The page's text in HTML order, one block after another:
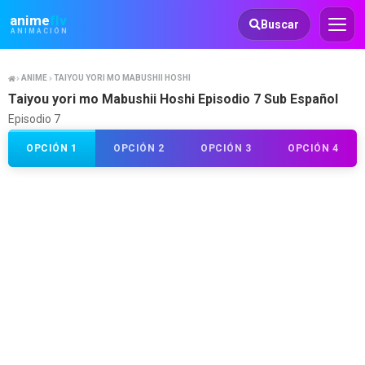
animeflv
ANIMACIÓN
Animeflv Buscar
ANIME TAIYOU YORI MO MABUSHII HOSHI
Taiyou yori mo Mabushii Hoshi Episodio 7 Sub Español
Episodio 7
OPCIÓN 1 OPCIÓN 2 OPCIÓN 3 OPCIÓN 4